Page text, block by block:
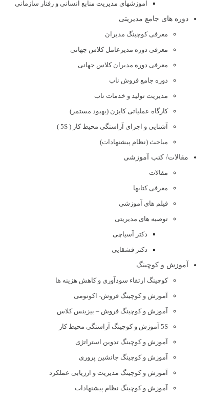
آموزشهای مدیریت منابع انسانی و رفتار سازمانی
دوره های جامع مدیریتی
معرفی کوچینگ مدیران
معرفی دوره مدیرعامل کلاس جهانی
معرفی دوره مدیران کلاس جهانی
دوره جامع فروش ناب
مدیریت تولید و خدمات ناب
کارگاه عملیاتی کایزن (بهبود مستمر)
آشنایی و اجرای آراستگی محیط کار ( 5S )
مباحث (نظام پیشنهادات)
مقالات/ کتب آموزشی
مقالات
معرفی کتابها
فیلم های آموزشی
توصیه های مدیریتی
دکتر آسیاچی
دکتر قشقایی
آموزش و کوچینگ
کوچینگ ارتقاء سودآوری و کاهش هزینه ها
آموزش و کوچینگ فروش- اکونومی
آموزش و کوچینگ فروش – بیزینس کلاس
5S آموزش و کوچینگ آراستگی محیط کار
آموزش و کوچینگ تدوین استراتژی
آموزش و کوچینگ جانشین پروری
آموزش و کوچینگ مدیریت و ارزیابی عملکرد
آموزش و کوچینگ نظام پیشنهادات